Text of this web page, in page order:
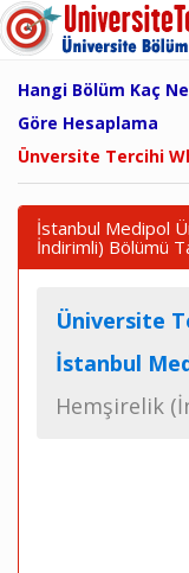
Hangi Bölüm Kaç
Göre Hesaplama
Ünversite Tercihi
İstanbul Medipol
İndirimli) Bölümü
Üniversite
İstanbul
Hemşirelik